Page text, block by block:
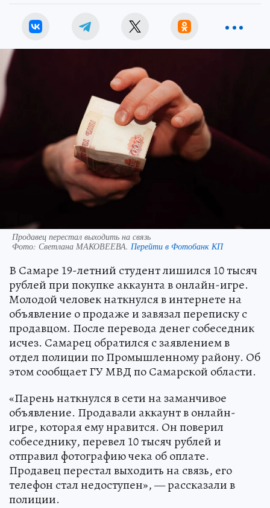
Продавец перестал выходить на связь
Фото: Светлана МАКОВЕЕВА. Перейти в Фотобанк КП
В Самаре 19-летний студент лишился 10 тысяч
рублей при покупке аккаунта в онлайн-игре.
Молодой человек наткнулся в интернете на
объявление о продаже и завязал переписку с
продавцом. После перевода денег собеседник
исчез. Самарец обратился с заявлением в
отдел полиции по Промышленному району. Об
этом сообщает ГУ МВД по Самарской области.
«Парень наткнулся в сети на заманчивое
объявление. Продавали аккаунт в онлайн-
игре, которая ему нравится. Он поверил
собеседнику, перевел 10 тысяч рублей и
отправил фотографию чека об оплате.
Продавец перестал выходить на связь, его
телефон стал недоступен», — рассказали в
полиции.